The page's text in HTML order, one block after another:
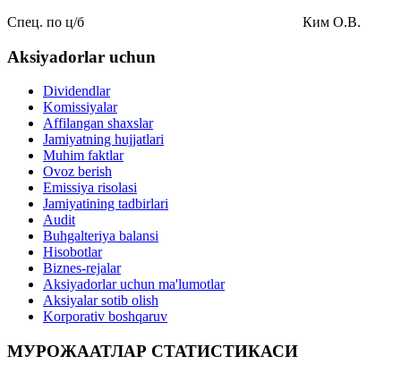
Спец. по ц/б Ким О.В.
Aksiyadorlar uchun
Dividendlar
Komissiyalar
Affilangan shaxslar
Jamiyatning hujjatlari
Muhim faktlar
Ovoz berish
Emissiya risolasi
Jamiyatining tadbirlari
Audit
Buhgalteriya balansi
Hisobotlar
Biznes-rejalar
Aksiyadorlar uchun ma'lumotlar
Aksiyalar sotib olish
Korporativ boshqaruv
МУРОЖААТЛАР СТАТИСТИКАСИ